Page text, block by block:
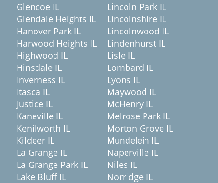
Glencoe IL
Glendale Heights IL
Hanover Park IL
Harwood Heights IL
Highwood IL
Hinsdale IL
Inverness IL
Itasca IL
Justice IL
Kaneville IL
Kenilworth IL
Kildeer IL
La Grange IL
La Grange Park IL
Lake Bluff IL
Lincoln Park IL
Lincolnshire IL
Lincolnwood IL
Lindenhurst IL
Lisle IL
Lombard IL
Lyons IL
Maywood IL
McHenry IL
Melrose Park IL
Morton Grove IL
Mundelein IL
Naperville IL
Niles IL
Norridge IL